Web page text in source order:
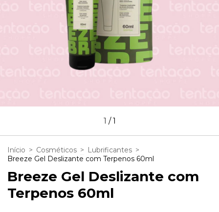
1 /1
Início > Cosméticos > Lubrificantes >
Breeze Gel Deslizante com Terpenos 60ml
Breeze Gel Deslizante com
Terpenos 60ml